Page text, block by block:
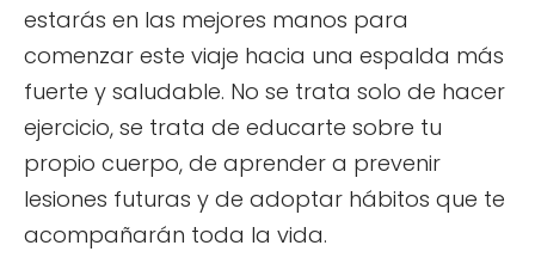
estarás en las mejores manos para
comenzar este viaje hacia una espalda más
fuerte y saludable. No se trata solo de hacer
ejercicio, se trata de educarte sobre tu
propio cuerpo, de aprender a prevenir
lesiones futuras y de adoptar hábitos que te
acompañarán toda la vida.